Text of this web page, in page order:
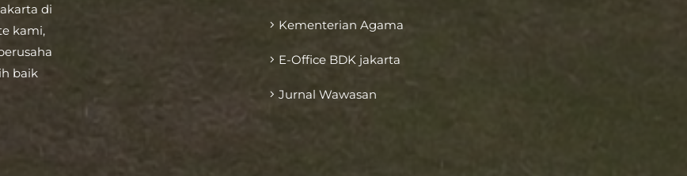
di
kami,
baik
Kementerian Agama
E-Office BDK jakarta
Jurnal Wawasan